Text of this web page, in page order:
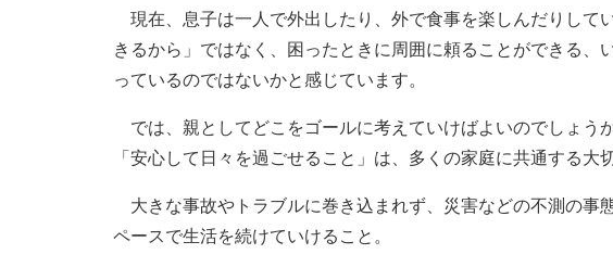
現在、息子は一人で外出したり、外で食事を楽しんだりして
きるから」ではなく、困ったときに周囲に頼ることができる、
っているのではないかと感じています。
では、親としてどこをゴールに考えていけばよいのでしょう
「安心して日々を過ごせること」は、多くの家庭に共通する大
大きな事故やトラブルに巻き込まれず、災害などの不測の事
ペースで生活を続けていけること。